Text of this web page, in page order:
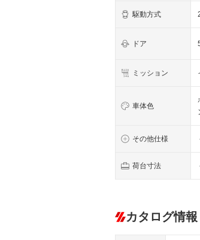
駆動方式
ドア
ミッション
車体色
その他仕様
荷台寸法
カタログ情報